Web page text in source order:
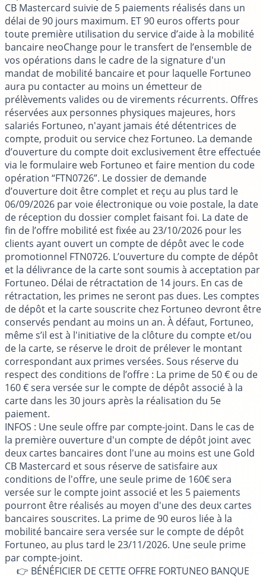
CB Mastercard suivie de 5 paiements réalisés dans un
délai de 90 jours maximum. ET 90 euros offerts pour
toute première utilisation du service d’aide à la mobilité
bancaire neoChange pour le transfert de l’ensemble de
vos opérations dans le cadre de la signature d'un
mandat de mobilité bancaire et pour laquelle Fortuneo
aura pu contacter au moins un émetteur de
prélèvements valides ou de virements récurrents. Offres
réservées aux personnes physiques majeures, hors
salariés Fortuneo, n'ayant jamais été détentrices de
compte, produit ou service chez Fortuneo. La demande
d’ouverture du compte doit exclusivement être effectuée
via le formulaire web Fortuneo et faire mention du code
opération “FTN0726”. Le dossier de demande
d’ouverture doit être complet et reçu au plus tard le
06/09/2026 par voie électronique ou voie postale, la date
de réception du dossier complet faisant foi. La date de
fin de l’offre mobilité est fixée au 23/10/2026 pour les
clients ayant ouvert un compte de dépôt avec le code
promotionnel FTN0726. L’ouverture du compte de dépôt
et la délivrance de la carte sont soumis à acceptation par
Fortuneo. Délai de rétractation de 14 jours. En cas de
rétractation, les primes ne seront pas dues. Les comptes
de dépôt et la carte souscrite chez Fortuneo devront être
conservés pendant au moins un an. À défaut, Fortuneo,
même s’il est à l'initiative de la clôture du compte et/ou
de la carte, se réserve le droit de prélever le montant
correspondant aux primes versées. Sous réserve du
respect des conditions de l’offre : La prime de 50 € ou de
160 € sera versée sur le compte de dépôt associé à la
carte dans les 30 jours après la réalisation du 5e
paiement.
INFOS : Une seule offre par compte-joint. Dans le cas de
la première ouverture d'un compte de dépôt joint avec
deux cartes bancaires dont l'une au moins est une Gold
CB Mastercard et sous réserve de satisfaire aux
conditions de l'offre, une seule prime de 160€ sera
versée sur le compte joint associé et les 5 paiements
pourront être réalisés au moyen d'une des deux cartes
bancaires souscrites. La prime de 90 euros liée à la
mobilité bancaire sera versée sur le compte de dépôt
Fortuneo, au plus tard le 23/11/2026. Une seule prime
par compte-joint.
👉 BÉNÉFICIER DE CETTE OFFRE FORTUNEO BANQUE